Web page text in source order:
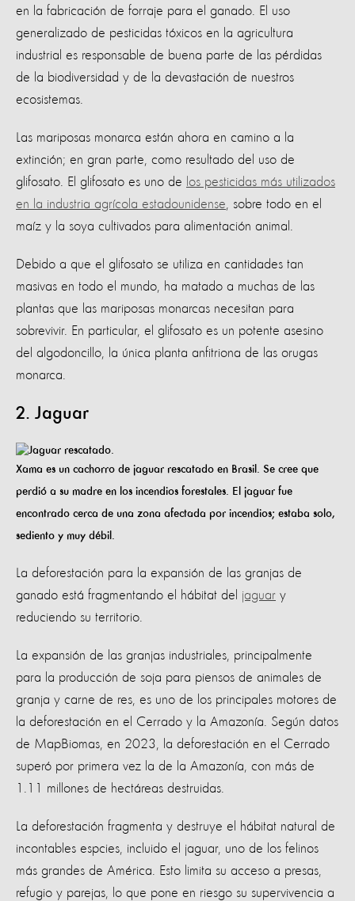
en la fabricación de forraje para el ganado. El uso
generalizado de pesticidas tóxicos en la agricultura
industrial es responsable de buena parte de las pérdidas
de la biodiversidad y de la devastación de nuestros
ecosistemas.
Las mariposas monarca están ahora en camino a la
extinción; en gran parte, como resultado del uso de
glifosato. El glifosato es uno de los pesticidas más utilizados
en la industria agrícola estadounidense , sobre todo en el
maíz y la soya cultivados para alimentación animal.
Debido a que el glifosato se utiliza en cantidades tan
masivas en todo el mundo, ha matado a muchas de las
plantas que las mariposas monarcas necesitan para
sobrevivir. En particular, el glifosato es un potente asesino
del algodoncillo, la única planta anfitriona de las orugas
monarca.
2. Jaguar
Xama es un cachorro de jaguar rescatado en Brasil. Se cree que
perdió a su madre en los incendios forestales. El jaguar fue
encontrado cerca de una zona afectada por incendios; estaba solo,
sediento y muy débil.
La deforestación para la expansión de las granjas de
ganado está fragmentando el hábitat del jaguar y
reduciendo su territorio.
La expansión de las granjas industriales, principalmente
para la producción de soja para piensos de animales de
granja y carne de res, es uno de los principales motores de
la deforestación en el Cerrado y la Amazonía. Según datos
de MapBiomas, en 2023, la deforestación en el Cerrado
superó por primera vez la de la Amazonía, con más de
1.11 millones de hectáreas destruidas.
La deforestación fragmenta y destruye el hábitat natural de
incontables espcies, incluido el jaguar, uno de los felinos
más grandes de América. Esto limita su acceso a presas,
refugio y parejas, lo que pone en riesgo su supervivencia a